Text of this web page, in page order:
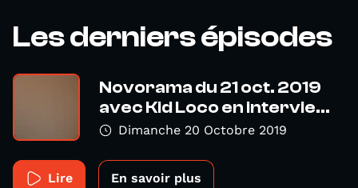
Les derniers épisodes
Novorama du 21 oct. 2019
avec Kid Loco en intervie...
Dimanche 20 Octobre 2019
Lire En savoir plus